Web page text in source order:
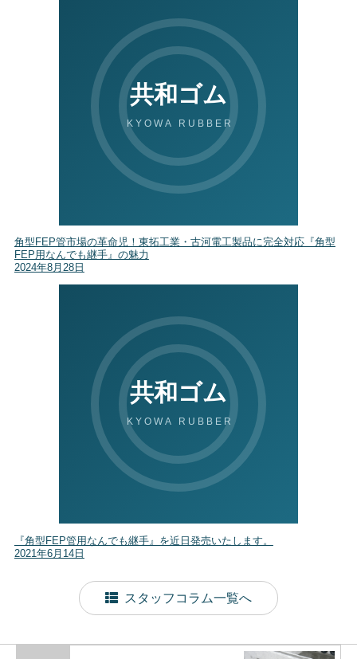
角型FEP管市場の革命児！東拓工業・古河電工製品に完全対応『角型
FEP用なんでも継手』の魅力
2024年8月28日
『角型FEP管用なんでも継手』を近日発売いたします。
2021年6月14日
スタッフコラム一覧へ